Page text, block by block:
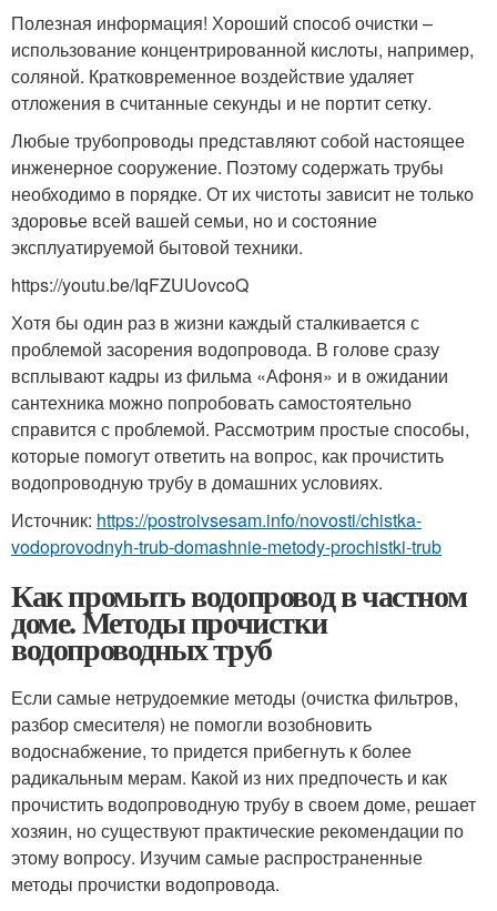
Полезная информация! Хороший способ очистки –
использование концентрированной кислоты, например,
соляной. Кратковременное воздействие удаляет
отложения в считанные секунды и не портит сетку.
Любые трубопроводы представляют собой настоящее
инженерное сооружение. Поэтому содержать трубы
необходимо в порядке. От их чистоты зависит не только
здоровье всей вашей семьи, но и состояние
эксплуатируемой бытовой техники.
https://youtu.be/IqFZUUovcoQ
Хотя бы один раз в жизни каждый сталкивается с
проблемой засорения водопровода. В голове сразу
всплывают кадры из фильма «Афоня» и в ожидании
сантехника можно попробовать самостоятельно
справится с проблемой. Рассмотрим простые способы,
которые помогут ответить на вопрос, как прочистить
водопроводную трубу в домашних условиях.
Источник: https://postroivsesam.info/novosti/chistka-
vodoprovodnyh-trub-domashnie-metody-prochistki-trub
Как промыть водопровод в частном
доме. Методы прочистки
водопроводных труб
Если самые нетрудоемкие методы (очистка фильтров,
разбор смесителя) не помогли возобновить
водоснабжение, то придется прибегнуть к более
радикальным мерам. Какой из них предпочесть и как
прочистить водопроводную трубу в своем доме, решает
хозяин, но существуют практические рекомендации по
этому вопросу. Изучим самые распространенные
методы прочистки водопровода.